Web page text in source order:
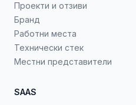
Проекти и отзиви
Бранд
Работни места
Технически стек
Местни представители
SAAS